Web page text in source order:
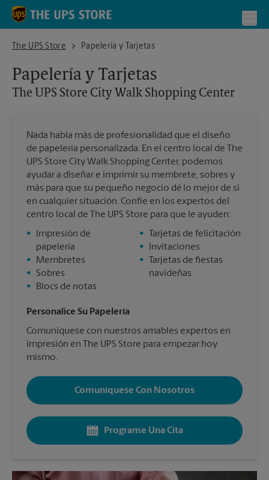
Skip to content
Return to Nav
The UPS Store
The UPS Store City Walk Shopping Center
Papelería y Tarjetas
Papelería y Tarjetas
The UPS Store City Walk Shopping Center
Nada habla más de profesionalidad que el diseño
de papelería personalizada. En el centro local de The
UPS Store City Walk Shopping Center, podemos
ayudar a diseñar e imprimir su membrete, sobres y
más para que su pequeño negocio dé lo mejor de sí
en cualquier situación. Confíe en los expertos del
centro local de The UPS Store para que le ayuden:
•
Impresión de
papelería
•
Membretes
•
Sobres
•
Blocs de notas
•
Tarjetas de felicitación
•
Invitaciones
•
Tarjetas de fiestas
navideñas
Personalice Su Papelería
Comuníquese con nuestros amables expertos en
impresión en The UPS Store para empezar hoy
mismo.
Comuníquese Con Nosotros
Programe Una Cita